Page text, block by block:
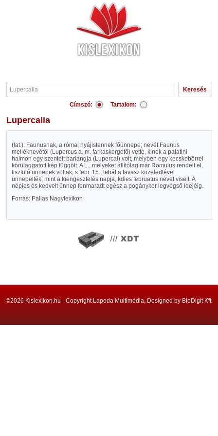
Címszó: Tartalom:
Lupercalia
(lat.), Faunusnak, a római nyájistennek főünnepe; nevét Faunus
melléknevétől (Lupercus a. m. farkaskergető) vette, kinek a palatini
halmon egy szentelt barlangja (Lupercal) volt, melyben egy kecskebőrrel
körülaggatott kép függött. A L., melyeket állítólag már Romulus rendelt el,
tisztuló ünnepek voltak, s febr. 15., tehát a tavasz közeledtével
ünnepelték; mint a kiengesztelés napja, kdies februatus nevet viselt. A
népies és kedvelt ünnep fenmaradt egész a pogánykor legvégső idejéig.
Forrás: Pallas Nagylexikon
©2026 Kislexikon.hu - Copyright Lapoda Multimédia, Designed by BioDigit Kft.